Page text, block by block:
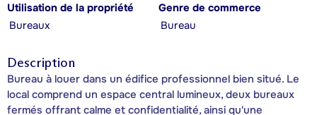
Utilisation de la propriété
Bureaux
Genre de commerce
Bureau
Description
Bureau à louer dans un édifice professionnel bien situé. Le
local comprend un espace central lumineux, deux bureaux
fermés offrant calme et confidentialité, ainsi qu'une